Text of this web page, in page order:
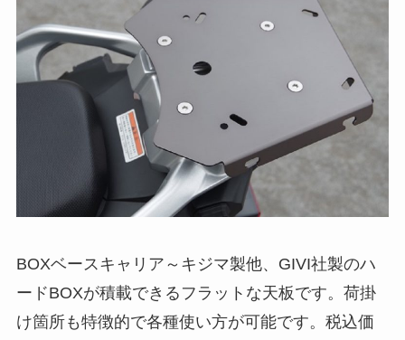
BOXベースキャリア～キジマ製他、GIVI社製のハ
ードBOXが積載できるフラットな天板です。荷掛
け箇所も特徴的で各種使い方が可能です。税込価